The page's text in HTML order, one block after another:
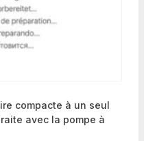
compacte à un seul
avec la pompe à